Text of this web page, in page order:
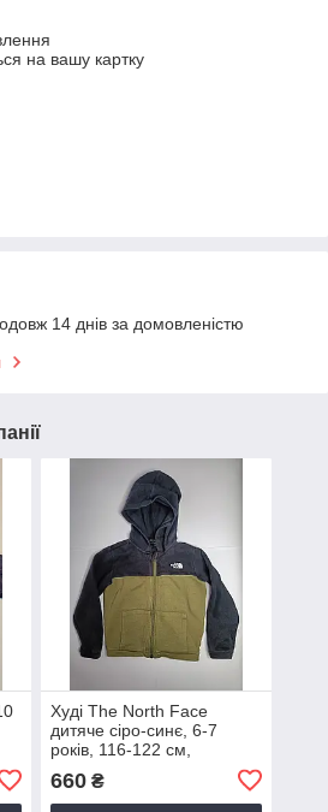
на вашу картку
14 днів за домовленістю
Худі The North Face
дитяче сіро-синє, 6-7
років, 116-122 см,
капюшоном на блискавці
660₴